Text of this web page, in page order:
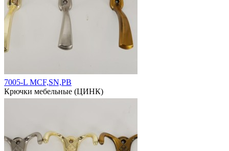
7005-L MCF,SN,PB
Крючки мебельные (ЦИНК)